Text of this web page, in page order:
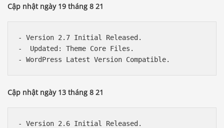
Cập nhật ngày 19 tháng 8 21
- Version 2.7 Initial Released.
-  Updated: Theme Core Files.
Cập nhật ngày 13 tháng 8 21
- Version 2.6 Initial Released.